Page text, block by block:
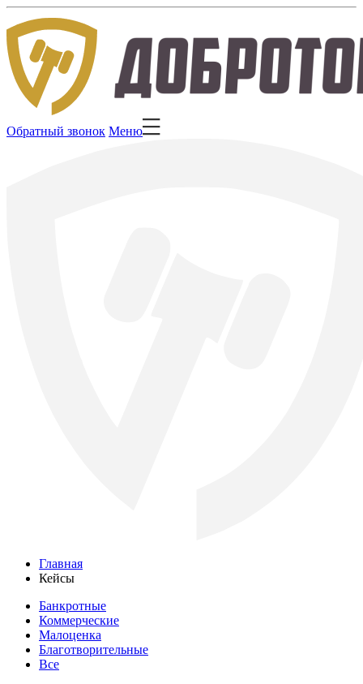
Обратный звонок Меню
Главная
Кейсы
Банкротные
Коммерческие
Малоценка
Благотворительные
Все